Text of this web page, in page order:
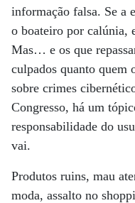
informação falsa. Se a
o boateiro por calúnia,
Mas… e os que
culpados quanto
sobre crimes
Congresso, há um
responsabilidade do
vai.
Produtos ruins, mau
moda, assalto no